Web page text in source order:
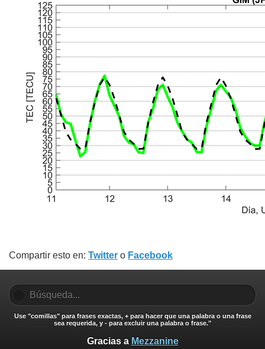
Compartir esto en: Twitter o Facebook
Use "comillas" para frases exactas, + para hacer que una palabra o una frase
sea requerida, y - para excluir una palabra o frase."
Gracias a Mezzanine